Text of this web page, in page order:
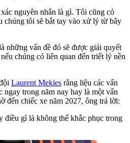
nguyên nhân là gì. Tôi cũng có
chúng tôi sẽ bắt tay vào xử lý từ bây
những vấn đề đó sẽ được giải quyết
chúng có liên quan đến triết lý nền
Laurent Mekies rằng liệu các vấn
ngay trong năm nay hay là một vấn
đến chiếc xe năm 2027, ông trả lời:
điều gì là không thể khắc phục trong